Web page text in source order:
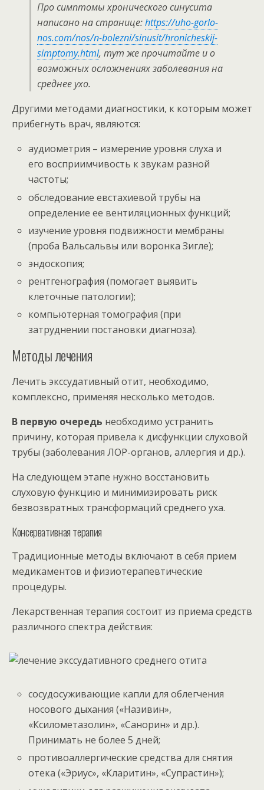
Про симптомы хронического синусита
написано на странице:https://uho-gorlo-
nos.com/nos/n-bolezni/sinusit/hronicheskij-
simptomy.html, тут же прочитайте и о
возможных осложнениях заболевания на
среднее ухо.
Другими методами диагностики, к которым может
прибегнуть врач, являются:
аудиометрия – измерение уровня слуха и
его восприимчивость к звукам разной
частоты;
обследование евстахиевой трубы на
определение ее вентиляционных функций;
изучение уровня подвижности мембраны
(проба Вальсальвы или воронка Зигле);
эндоскопия;
рентгенография (помогает выявить
клеточные патологии);
компьютерная томография (при
затруднении постановки диагноза).
Методы лечения
Лечить экссудативный отит, необходимо,
комплексно, применяя несколько методов.
В первую очередь необходимо устранить
причину, которая привела к дисфункции слуховой
трубы (заболевания ЛОР-органов, аллергия и др.).
На следующем этапе нужно восстановить
слуховую функцию и минимизировать риск
безвозвратных трансформаций среднего уха.
Консервативная терапия
Традиционные методы включают в себя прием
медикаментов и физиотерапевтические
процедуры.
Лекарственная терапия состоит из приема средств
различного спектра действия:
сосудосуживающие капли для облегчения
носового дыхания («Називин»,
«Ксилометазолин», «Санорин» и др.).
Принимать не более 5 дней;
противоаллергические средства для снятия
отека («Эриус», «Кларитин», «Супрастин»);